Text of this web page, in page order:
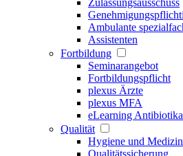
Zulassungsausschuss
Ambulante
Assistenten
Fortbildung
Seminarangebot
Fortbildungspflicht
plexus Ärzte
plexus MFA
eLearning Antibiotika
Qualität
Hygiene und
Qualitätssicherung